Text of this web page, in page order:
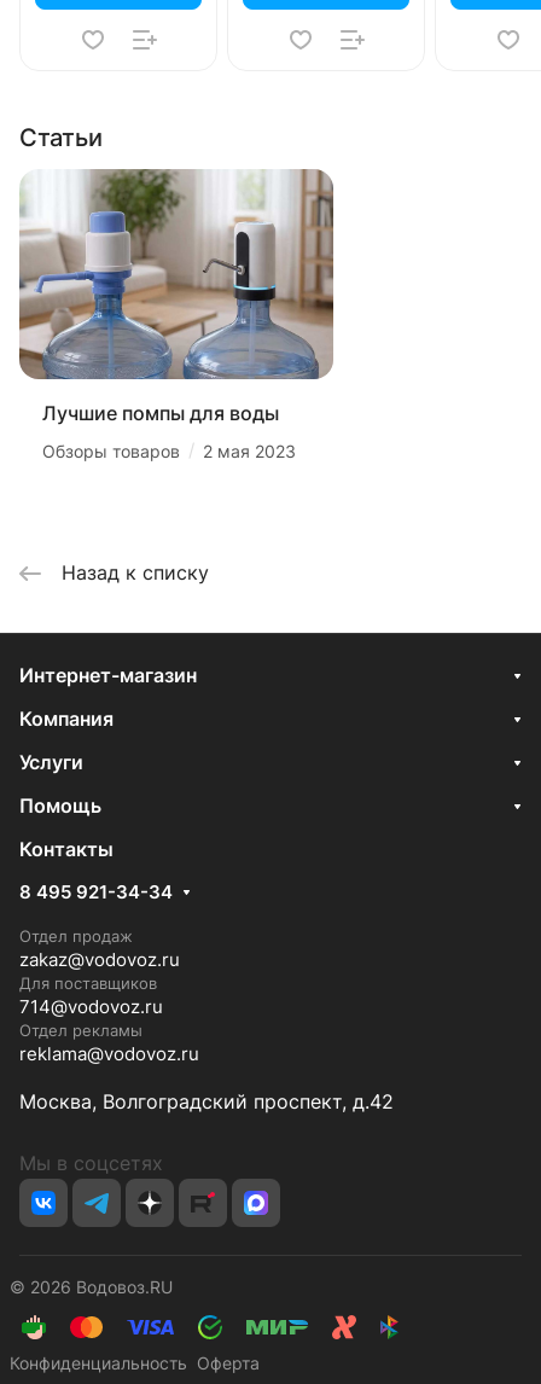
Статьи
Лучшие помпы для воды
Обзоры товаров / 2 мая 2023
Назад к списку
Интернет-магазин
Компания
Услуги
Помощь
Контакты
8 495 921-34-34
Отдел продаж
zakaz@vodovoz.ru
Для поставщиков
714@vodovoz.ru
Отдел рекламы
reklama@vodovoz.ru
Москва, Волгоградский проспект, д.42
Мы в соцсетях
© 2026 Водовоз.RU
Конфиденциальность Оферта